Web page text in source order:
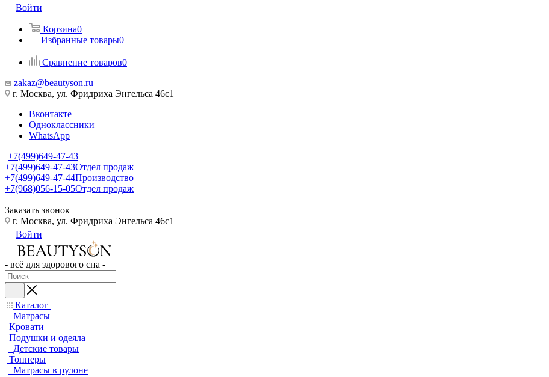
Войти
Корзина0
Избранные товары0
Сравнение товаров0
zakaz@beautyson.ru
г. Москва, ул. Фридриха Энгельса 46с1
Вконтакте
Одноклассники
WhatsApp
+7(499)649-47-43
+7(499)649-47-43Отдел продаж
+7(499)649-47-44Производство
+7(968)056-15-05Отдел продаж
Заказать звонок
г. Москва, ул. Фридриха Энгельса 46с1
Войти
- всё для здорового сна -
Каталог
Матрасы
Кровати
Подушки и одеяла
Детские товары
Топперы
Матрасы в рулоне